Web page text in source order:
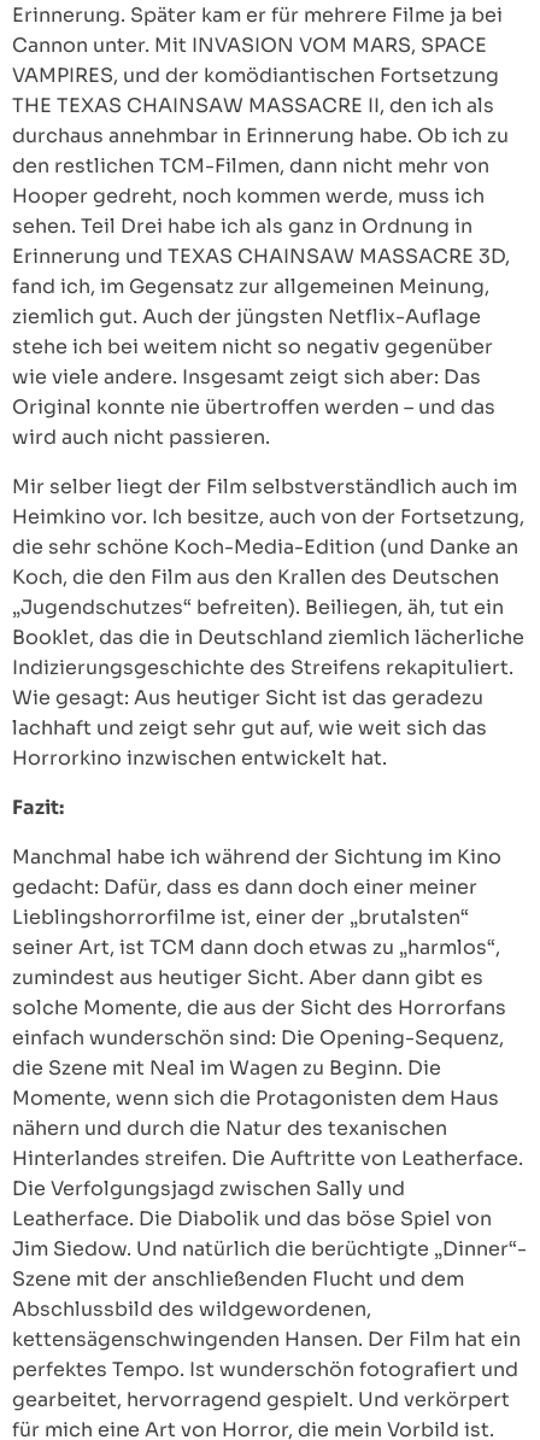
Erinnerung. Später kam er für mehrere Filme ja bei
Cannon unter. Mit INVASION VOM MARS, SPACE
VAMPIRES, und der komödiantischen Fortsetzung
THE TEXAS CHAINSAW MASSACRE II, den ich als
durchaus annehmbar in Erinnerung habe. Ob ich zu
den restlichen TCM-Filmen, dann nicht mehr von
Hooper gedreht, noch kommen werde, muss ich
sehen. Teil Drei habe ich als ganz in Ordnung in
Erinnerung und TEXAS CHAINSAW MASSACRE 3D,
fand ich, im Gegensatz zur allgemeinen Meinung,
ziemlich gut. Auch der jüngsten Netflix-Auflage
stehe ich bei weitem nicht so negativ gegenüber
wie viele andere. Insgesamt zeigt sich aber: Das
Original konnte nie übertroffen werden – und das
wird auch nicht passieren.
Mir selber liegt der Film selbstverständlich auch im
Heimkino vor. Ich besitze, auch von der Fortsetzung,
die sehr schöne Koch-Media-Edition (und Danke an
Koch, die den Film aus den Krallen des Deutschen
„Jugendschutzes“ befreiten). Beiliegen, äh, tut ein
Booklet, das die in Deutschland ziemlich lächerliche
Indizierungsgeschichte des Streifens rekapituliert.
Wie gesagt: Aus heutiger Sicht ist das geradezu
lachhaft und zeigt sehr gut auf, wie weit sich das
Horrorkino inzwischen entwickelt hat.
Fazit:
Manchmal habe ich während der Sichtung im Kino
gedacht: Dafür, dass es dann doch einer meiner
Lieblingshorrorfilme ist, einer der „brutalsten“
seiner Art, ist TCM dann doch etwas zu „harmlos“,
zumindest aus heutiger Sicht. Aber dann gibt es
solche Momente, die aus der Sicht des Horrorfans
einfach wunderschön sind: Die Opening-Sequenz,
die Szene mit Neal im Wagen zu Beginn. Die
Momente, wenn sich die Protagonisten dem Haus
nähern und durch die Natur des texanischen
Hinterlandes streifen. Die Auftritte von Leatherface.
Die Verfolgungsjagd zwischen Sally und
Leatherface. Die Diabolik und das böse Spiel von
Jim Siedow. Und natürlich die berüchtigte „Dinner“-
Szene mit der anschließenden Flucht und dem
Abschlussbild des wildgewordenen,
kettensägenschwingenden Hansen. Der Film hat ein
perfektes Tempo. Ist wunderschön fotografiert und
gearbeitet, hervorragend gespielt. Und verkörpert
für mich eine Art von Horror, die mein Vorbild ist.